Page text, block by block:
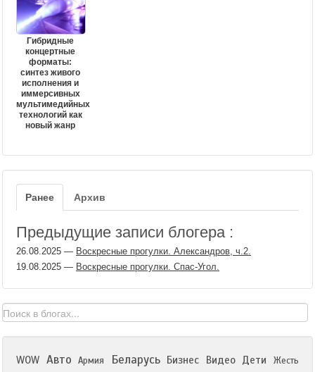
Гибридные
концертные
форматы:
синтез живого
исполнения и
иммерсивных
мультимедийных
технологий как
новый жанр
Ранее Архив
Предыдущие записи блогера :
26.08.2025 — Воскресные прогулки. Александров, ч.2.
19.08.2025 — Воскресные прогулки. Спас-Угол.
WOW Авто Армия Беларусь Бизнес Видео Дети
Жесть